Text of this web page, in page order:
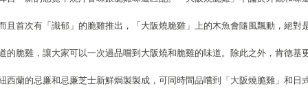
且首次有「識郁」的脆雞推出，「大阪燒脆雞」上的木魚會隨風飄動，絕對
的脆雞，讓大家可以一次過品嚐到大阪燒和脆雞的味道。除此之外，肯德基
西蘭的忌廉和忌廉芝士新鮮焗製製成，可同時間品嚐到「大阪燒脆雞」和日